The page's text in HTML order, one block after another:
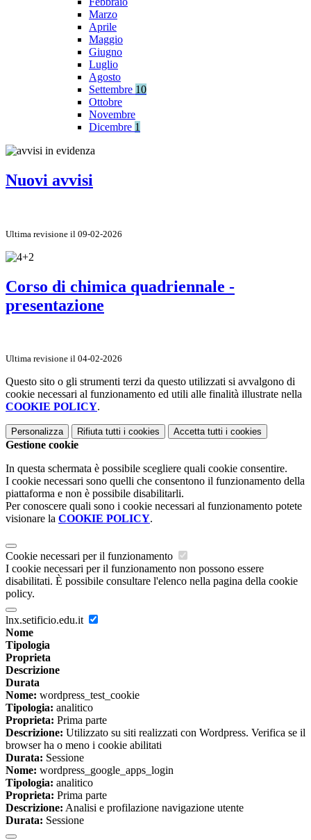
Marzo
Aprile
Maggio
Giugno
Luglio
Agosto
Settembre 10
Ottobre
Novembre
Dicembre 1
Nuovi avvisi
Ultima revisione il 09-02-2026
Corso di chimica quadriennale -
presentazione
Ultima revisione il 04-02-2026
Questo sito o gli strumenti terzi da questo utilizzati si avvalgono di
cookie necessari al funzionamento ed utili alle finalità illustrate nella
COOKIE POLICY.
Personalizza Rifiuta tutti i cookies Accetta tutti i cookies
Gestione cookie
In questa schermata è possibile scegliere quali cookie consentire.
I cookie necessari sono quelli che consentono il funzionamento della
piattaforma e non è possibile disabilitarli.
Per conoscere quali sono i cookie necessari al funzionamento potete
visionare la COOKIE POLICY.
Cookie necessari per il funzionamento
I cookie necessari per il funzionamento non possono essere
disabilitati. È possibile consultare l'elenco nella pagina della cookie
policy.
lnx.setificio.edu.it
Nome
Tipologia
Proprieta
Descrizione
Durata
Nome: wordpress_test_cookie
Tipologia: analitico
Proprieta: Prima parte
Descrizione: Utilizzato su siti realizzati con Wordpress. Verifica se il
browser ha o meno i cookie abilitati
Durata: Sessione
Nome: wordpress_google_apps_login
Tipologia: analitico
Proprieta: Prima parte
Descrizione: Analisi e profilazione navigazione utente
Durata: Sessione